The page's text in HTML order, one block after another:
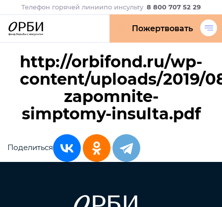
Телефон горячей линиипо инсульту 8 800 707 52 29
Пожертвовать
http://orbifond.ru/wp-
content/uploads/2019/
zapomnite-
simptomy-insulta.pdf
Поделиться